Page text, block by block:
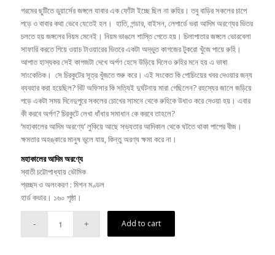
price
was:
₹250.00.
is:
₹240.00.
গরমের ছুটিতে ডুয়ার্সের জঙ্গলে যাবার এক ফোঁটা ইচ্ছে ছিল না রুহির। তবু বাড়ির সকলের চাপে
পড়ে ও বাবার কথা ভেবে যেতেই হল। হাতি, গন্ডার, বাইসন, লেপার্ডে ভরা আদিম অরণ্যের ভিতর
চলতে হয় জঙ্গলের নিয়ম মেনেই। নিয়ম ভাঙলে শাস্তি পেতে হয়। চিলাপাতার জঙ্গলে ভোরবেলা
সাফারি করতে গিয়ে ওয়াচ টাওয়ারের ভিতরে একটা অদ্ভুত কাগজের টুকরো খুঁজে পায়ে রুহি।
আপাত হাস্যকর সেই কাগজটা দেখে অর্পণ হেসে উড়িয়ে দিলেও রুহির মনে হয় এ ভাষা
সাংকেতিক। সে চিরকুটের সূত্র খুঁজতে শুরু করে। এই সংকেত কি পোচিংয়ের খবর দেওয়ার জন্য
ব্যবহার করা হয়েছিল? বিট অফিসার কি সত্যিই দুর্ঘটনায় মারা গেছিলেন? রহস্যের জালে জড়িয়ে
পড়ে একটা সময় দিনেদুপুরে সকলের চোখের সামনে থেকে রুহিকে উধাও করে দেওয়া হয়। এবার
কী করবে অর্পণ? চিরকুটে লেখা ধাঁধার সমাধান কে করবে তাহলে?
‘মহাকালের আদিম অরণ্যে’ লুকিয়ে আছে সভ্যতার আদিকাল থেকে ঘটতে থাকা পাপের বীজ।
ক্ষমতার অহঙ্কারে মানুষ ভুলে যায়, কিন্তু অরণ্য ক্ষমা করে না।
মহাকালের আদিম অরণ্যে
স্বাতী চট্টোপাধ্যায় ভৌমিক
প্রচ্ছদ ও অলংকরণ : মিশন মণ্ডল
হার্ড কভার। ১৬০ পৃষ্ঠা।
Add to cart